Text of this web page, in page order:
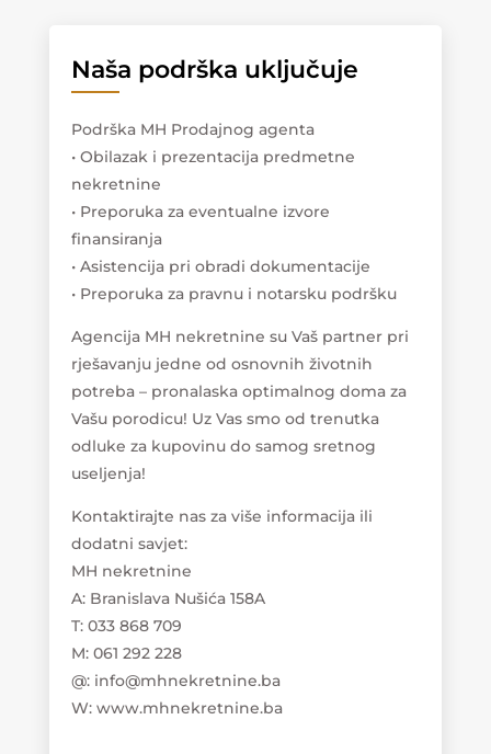
Naša podrška uključuje
Podrška MH Prodajnog agenta
• Obilazak i prezentacija predmetne
nekretnine
• Preporuka za eventualne izvore
finansiranja
• Asistencija pri obradi dokumentacije
• Preporuka za pravnu i notarsku podršku
Agencija MH nekretnine su Vaš partner pri
rješavanju jedne od osnovnih životnih
potreba – pronalaska optimalnog doma za
Vašu porodicu! Uz Vas smo od trenutka
odluke za kupovinu do samog sretnog
useljenja!
Kontaktirajte nas za više informacija ili
dodatni savjet:
MH nekretnine
A: Branislava Nušića 158A
T: 033 868 709
M: 061 292 228
@: info@mhnekretnine.ba
W: www.mhnekretnine.ba